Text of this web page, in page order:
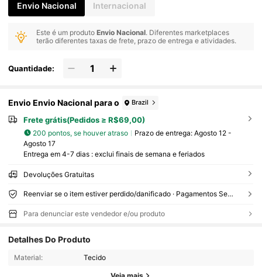
Envio Nacional Internacional
Este é um produtoEnvio Nacional. Diferentes marketplaces
terão diferentes taxas de frete, prazo de entrega e atividades.
Quantidade:
Envio Envio Nacional para o Brazil
Frete grátis(Pedidos ≥ R$69,00)
200 pontos, se houver atraso Prazo de entrega: Agosto 12 -
Agosto 17
Entrega em 4-7 dias : exclui finais de semana e feriados
Devoluções Gratuitas
Reenviar se o item estiver perdido/danificado · Pagamentos Seguros · Proteção de privacidade
Para denunciar este vendedor e/ou produto
Detalhes Do Produto
Material: Tecido
4,83 1.1K Seguidores